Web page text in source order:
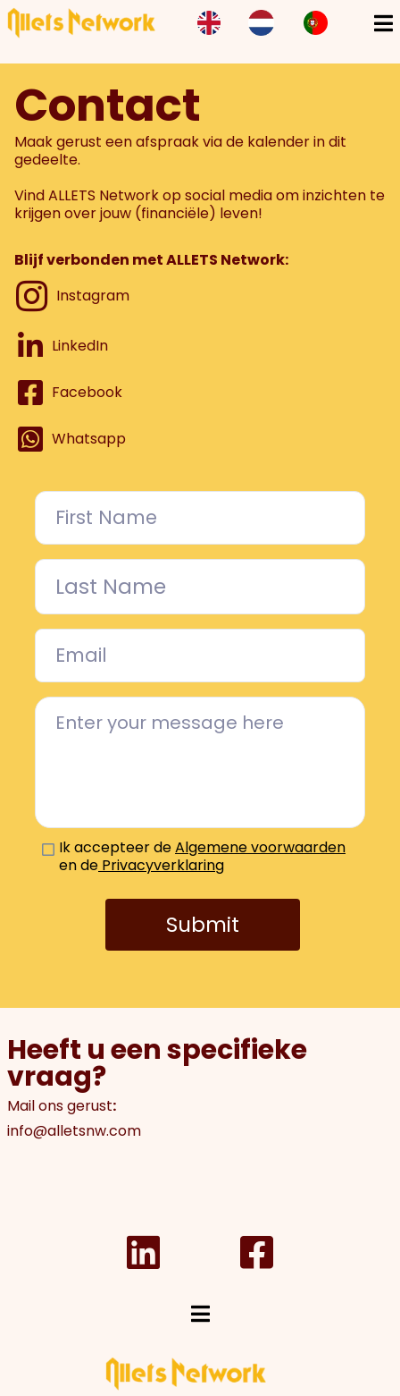
Contact
Maak gerust een afspraak via de kalender in dit
gedeelte.
Vind ALLETS Network op social media om inzichten te
krijgen over jouw (financiële) leven!
Blijf verbonden met ALLETS Network:
Instagram
LinkedIn
Facebook
Whatsapp
Ik accepteer deAlgemene voorwaarden
en de Privacyverklaring
Submit
Heeft u een specifieke
vraag?
Mail ons gerust:
info@alletsnw.com